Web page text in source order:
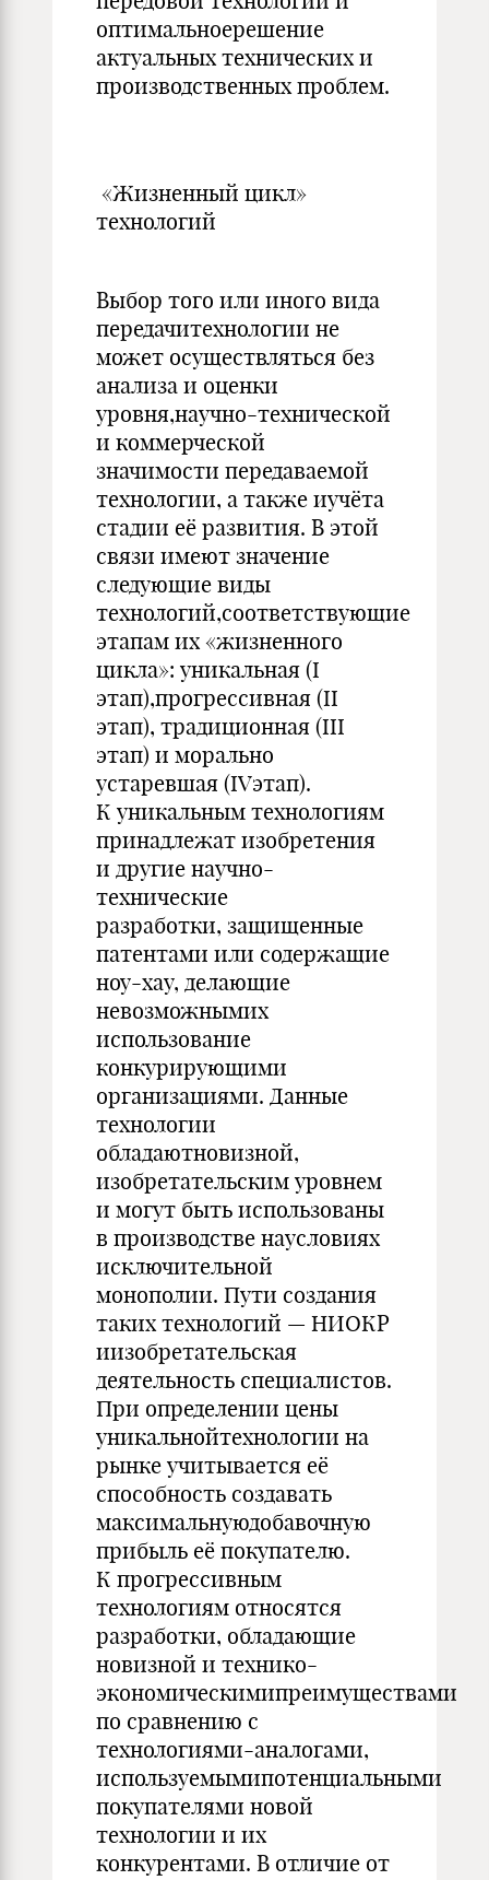
оптимальноерешение
актуальных технических и
производственных проблем.
«Жизненный цикл»
технологий
Выбор того или иного вида
передачитехнологии не
может осуществляться без
анализа и оценки
уровня,научно-технической
и коммерческой
значимости передаваемой
технологии, а также иучёта
стадии её развития. В этой
связи имеют значение
следующие виды
технологий,соответствующие
этапам их «жизненного
цикла»: уникальная (I
этап),прогрессивная (II
этап), традиционная (III
этап) и морально
устаревшая (IVэтап).
К уникальным технологиям
принадлежат изобретения
и другие научно-
технические
разработки, защищенные
патентами или содержащие
ноу-хау, делающие
невозможнымих
использование
конкурирующими
организациями. Данные
технологии
обладаютновизной,
изобретательским уровнем
и могут быть использованы
в производстве наусловиях
исключительной
монополии. Пути создания
таких технологий — НИОКР
иизобретательская
деятельность специалистов.
При определении цены
уникальнойтехнологии на
рынке учитывается её
способность создавать
максимальнуюдобавочную
прибыль её покупателю.
К прогрессивным
технологиям относятся
разработки, обладающие
новизной и технико-
экономическимипреимуществами
по сравнению с
технологиями-аналогами,
используемымипотенциальными
покупателями новой
технологии и их
конкурентами. В отличие от